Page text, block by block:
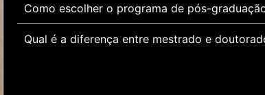
Como escolher o programa de pós-
Qual é a diferença entre mestrado e